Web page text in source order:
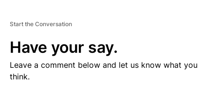
Start the Conversation
Have your say.
Leave a comment below and let us know what you
think.